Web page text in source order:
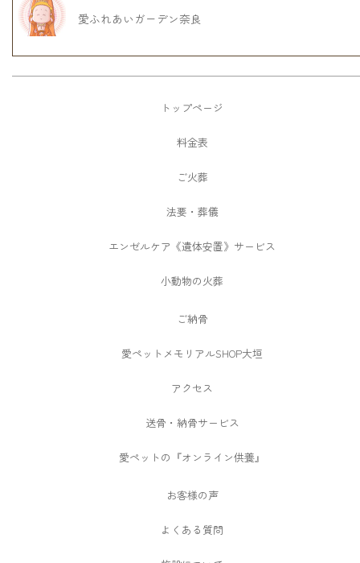
愛ふれあいガーデン奈良
トップページ
料金表
ご火葬
法要・葬儀
エンゼルケア《遺体安置》サービス
小動物の火葬
ご納骨
愛ペットメモリアルSHOP大垣
アクセス
送骨・納骨サービス
愛ペットの『オンライン供養』
お客様の声
よくある質問